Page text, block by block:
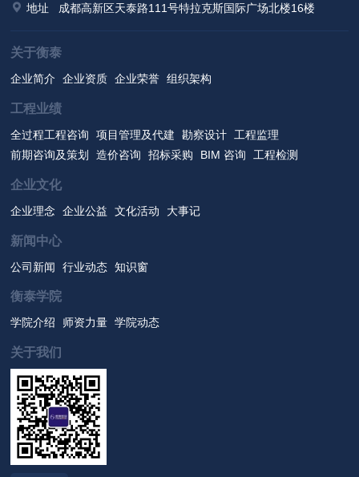
地址 成都高新区天泰路111号特拉克斯国际广场北楼16楼
关于衡泰
企业简介 企业资质 企业荣誉 组织架构
工程业绩
全过程工程咨询 项目管理及代建 勘察设计
工程监理
前期咨询及策划
造价咨询 招标采购 BIM 咨询 工程检测
企业文化
企业理念 企业公益 文化活动 大事记
新闻中心
公司新闻 行业动态 知识窗
衡泰学院
学院介绍 师资力量 学院动态
关于我们